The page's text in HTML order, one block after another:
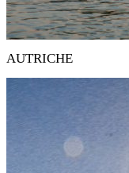
AUTRICHE